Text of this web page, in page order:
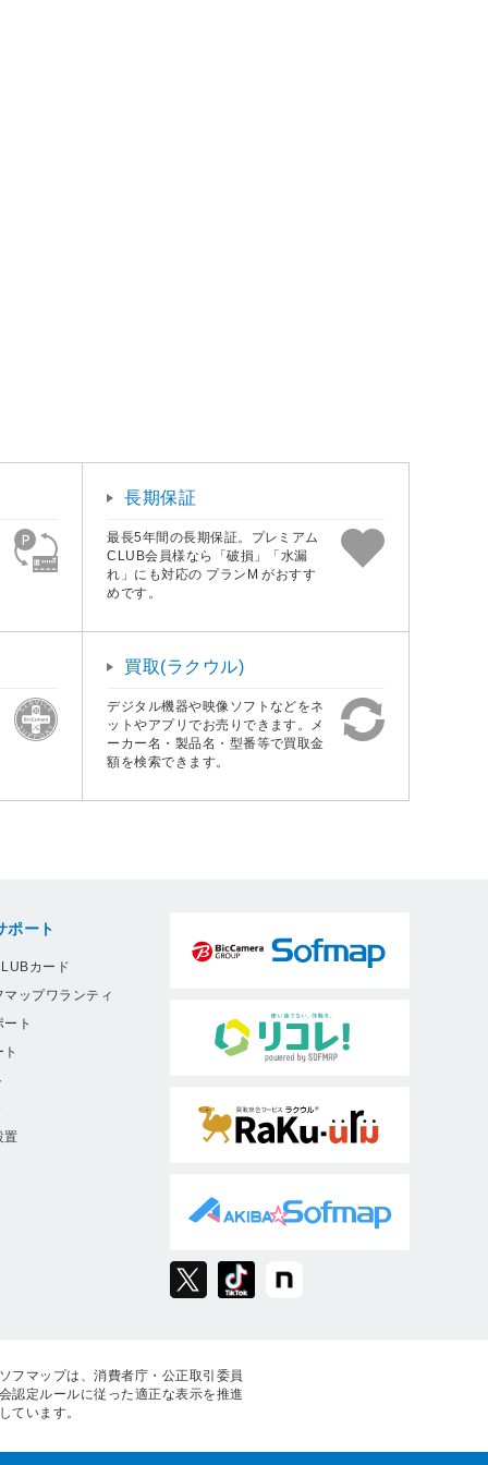
長期保証
最長5年間の長期保証。プレミアム
CLUB会員様なら「破損」「水漏
れ」にも対応の プランM がおすす
めです。
買取(ラクウル)
デジタル機器や映像ソフトなどをネ
ットやアプリでお売りできます。メ
ーカー名・製品名・型番等で買取金
額を検索できます。
ポート
カード
ップワランティ
ト
置
ソフマップは、消費者庁・公正取引委員
会認定ルールに従った適正な表示を推進
しています。